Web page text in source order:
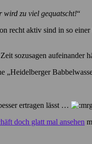
wird zu viel gequatscht!“
recht aktiv sind in so
sozusagen aufeinander
ertragen lässt …
doch glatt mal ansehen